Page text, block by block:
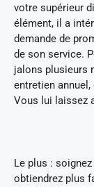
votre supérieur
élément, il a
demande de
de son service.
jalons plusieurs
entretien annuel,
Vous lui laissez
Le plus :
obtiendrez plus